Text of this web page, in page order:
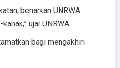
benarkan UNRWA
ujar UNRWA.
bagi mengakhiri